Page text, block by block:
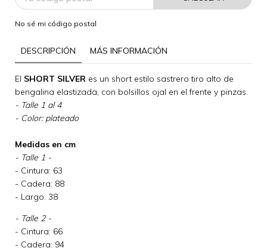
No sé mi código postal
DESCRIPCIÓN MÁS INFORMACIÓN
El SHORT SILVER es un short estilo sastrero tiro alto de
bengalina elastizada, con bolsillos ojal en el frente y pinzas.
- Talle 1 al 4
- Color: plateado
Medidas en cm
- Talle 1 -
- Cintura: 63
- Cadera: 88
- Largo: 38
- Talle 2 -
- Cintura: 66
- Cadera: 94